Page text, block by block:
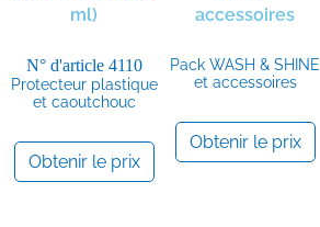
ml)
N° d'article 4110
Protecteur plastique
et caoutchouc
Obtenir le prix
accessoires
Pack WASH & SHINE
et accessoires
Obtenir le prix